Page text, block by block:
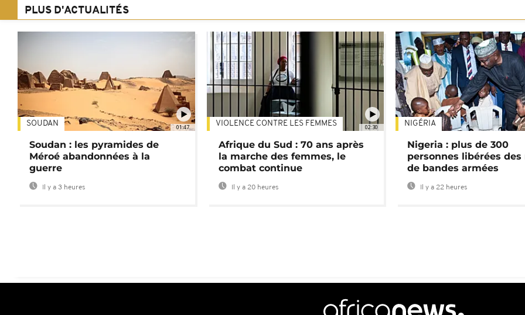
PLUS D'ACTUALITÉS
01:47
SOUDAN
Soudan : les pyramides de
Méroé abandonnées à la
guerre
Il y a 3 heures
02:30
VIOLENCE CONTRE LES FEMMES
Afrique du Sud : 70 ans après
la marche des femmes, le
combat continue
Il y a 20 heures
NIGÉRIA
Nigeria : plus de 300
personnes libérées des
de bandes armées
Il y a 22 heures